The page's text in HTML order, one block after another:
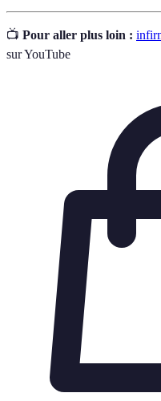
📺 Pour aller plus loin :
sur YouTube